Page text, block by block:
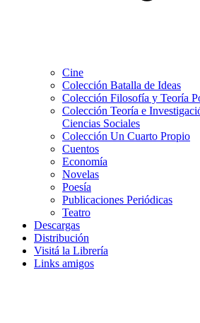
Cine
Colección Batalla de Ideas
Colección Filosofía y Teoría
Colección Teoría e
Ciencias Sociales
Colección Un Cuarto Propio
Cuentos
Economía
Novelas
Poesía
Publicaciones Periódicas
Teatro
Descargas
Distribución
Visitá la Librería
Links amigos